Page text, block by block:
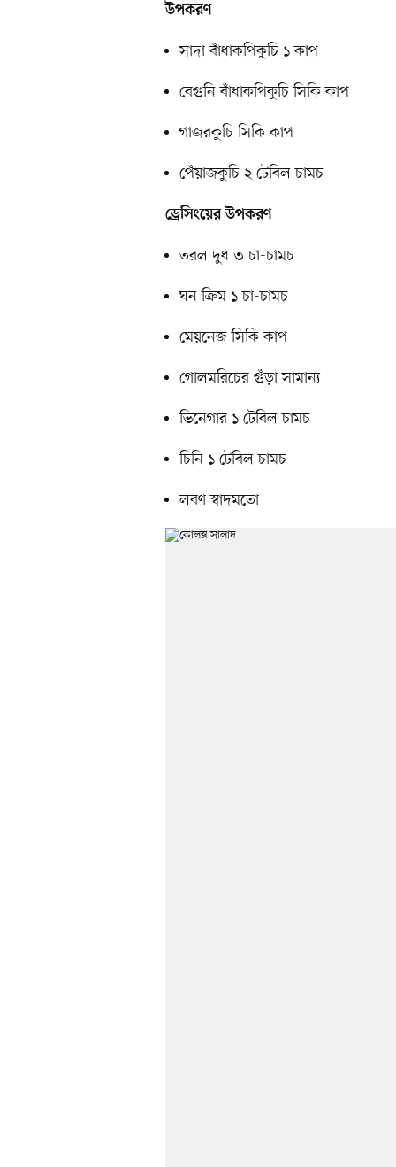
উপকরণ
সাদা বাঁধাকপিকুচি ১ কাপ
বেগুনি বাঁধাকপিকুচি সিকি কাপ
গাজরকুচি সিকি কাপ
পেঁয়াজকুচি ২ টেবিল চামচ
ড্রেসিংয়ের উপকরণ
তরল দুধ ৩ চা-চামচ
ঘন ক্রিম ১ চা-চামচ
মেয়নেজ সিকি কাপ
গোলমরিচের গুঁড়া সামান্য
ভিনেগার ১ টেবিল চামচ
চিনি ১ টেবিল চামচ
লবণ স্বাদমতো।